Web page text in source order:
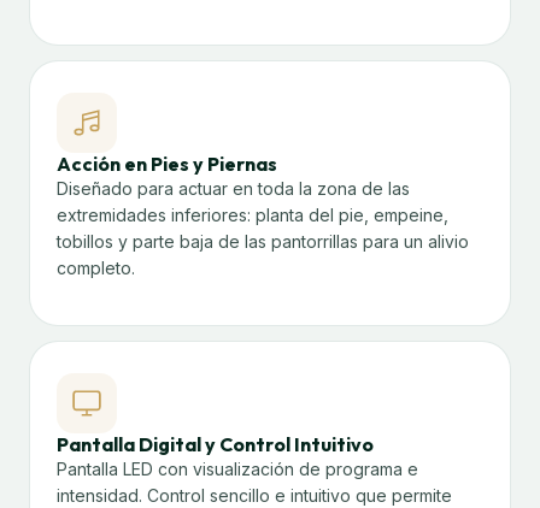
Acción en Pies y Piernas
Diseñado para actuar en toda la zona de las
extremidades inferiores: planta del pie, empeine,
tobillos y parte baja de las pantorrillas para un alivio
completo.
Pantalla Digital y Control Intuitivo
Pantalla LED con visualización de programa e
intensidad. Control sencillo e intuitivo que permite